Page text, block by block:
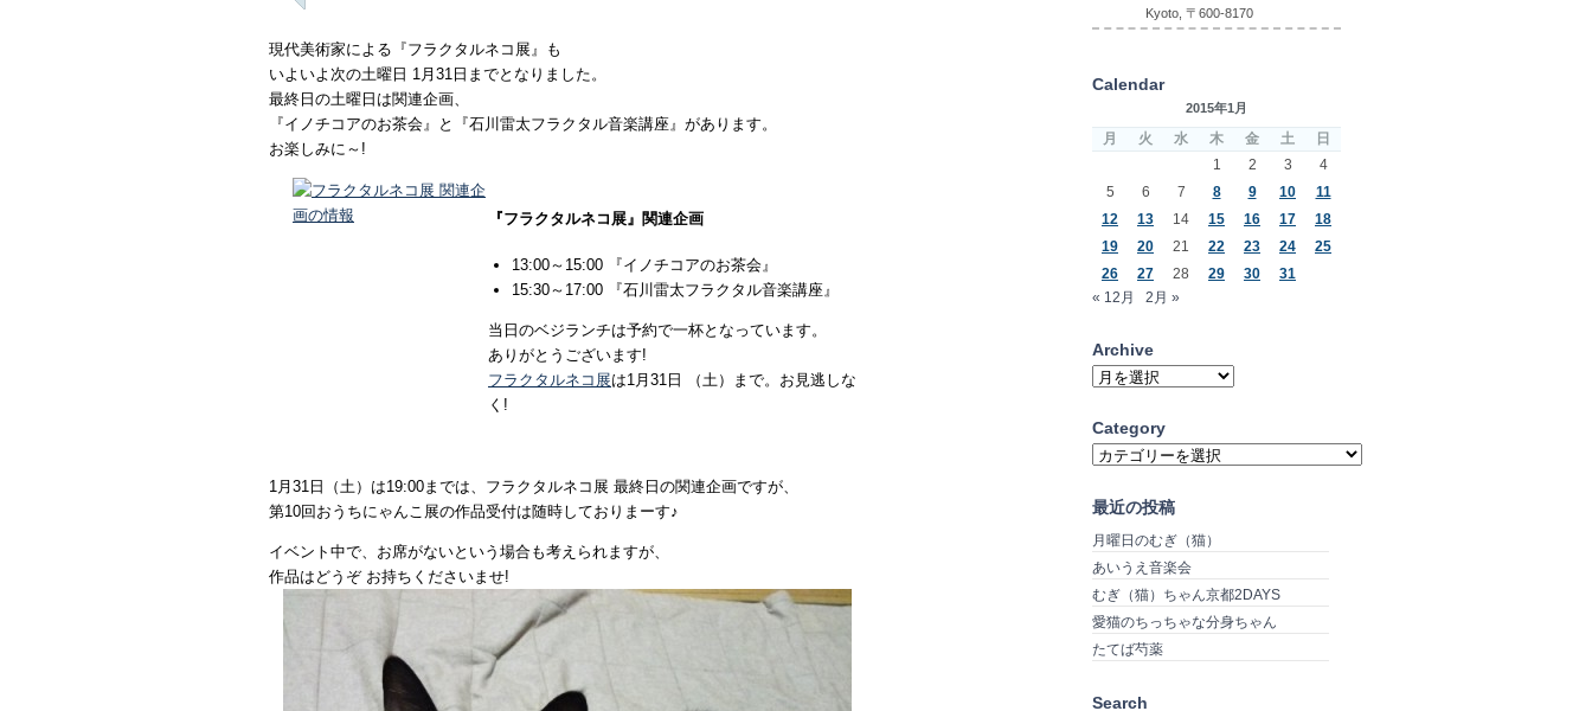
現代美術家による『フラクタルネコ展』も
いよいよ次の土曜日 1月31日までとなりました。
最終日の土曜日は関連企画、
『イノチコアのお茶会』と『石川雷太フラクタル音楽講座』があります。
お楽しみに～!
『フラクタルネコ展』関連企画
13:00～15:00 『イノチコアのお茶会』
15:30～17:00 『石川雷太フラクタル音楽講座』
当日のベジランチは予約で一杯となっています。
ありがとうございます!
フラクタルネコ展は1月31日 （土）まで。お見逃しな
く!
1月31日（土）は19:00までは、フラクタルネコ展 最終日の関連企画ですが、
第10回おうちにゃんこ展の作品受付は随時しておりまーす♪
イベント中で、お席がないという場合も考えられますが、
作品はどうぞ お持ちくださいませ!
Kyoto, 〒600-8170
Calendar
2015年1月
月 火 水 木 金 土
日
1
2 3
4
5
6 7 8 9 10
11
12
13 14 15 16 17
18
19
20 21 22 23 24
25
26
27 28 29 30
31
« 12月
2月 »
Archive
Archive
Category
Category
最近の投稿
月曜日のむぎ（猫）
あいうえ音楽会
むぎ（猫）ちゃん京都2DAYS
愛猫のちっちゃな分身ちゃん
たてば芍薬
Search